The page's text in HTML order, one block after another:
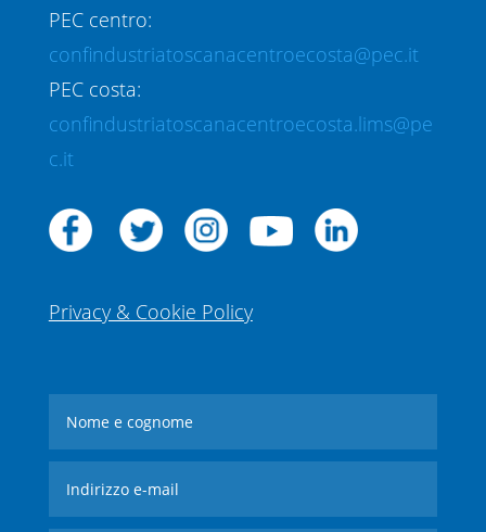
PEC centro:
confindustriatoscanacentroecosta@pec.it
PEC costa:
confindustriatoscanacentroecosta.lims@pe
c.it
Privacy & Cookie Policy